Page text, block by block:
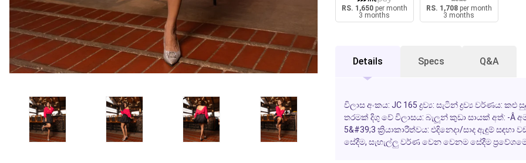
RS. 1,650per month
3 months
RS. 1,708per month
3 months
Details Specs Q&A
විලාස අංකය: JC 165 ද්‍රව්‍ය: සැටින් ද්‍රව්‍ය වර්ණය:
තරමක් දිගු වේ විලාසය: බැලූන් කුඩා සායක් අත්: -Â
5&#39;3 ක්‍රියාකාරීත්වය: එදිනෙදා/සාද ඇඳුම්
සේදීම, සැහැල්ලු වර්ණ වෙන වෙනම සේදීම